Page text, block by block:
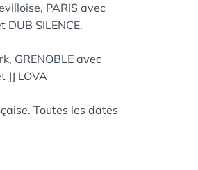
PARIS avec
DUB SILENCE.
GRENOBLE avec
JJ LOVA
Toutes les dates